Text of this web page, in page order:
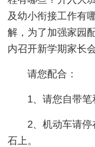
及幼小衔接工作有
解，为了加强家园
内召开新学期家长
请您配合：
1、请您自带笔
2、机动车请
石上。